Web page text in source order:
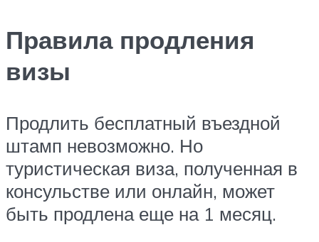
Правила продления
визы
Продлить бесплатный въездной
штамп невозможно. Но
туристическая виза, полученная в
консульстве или онлайн, может
быть продлена еще на 1 месяц.